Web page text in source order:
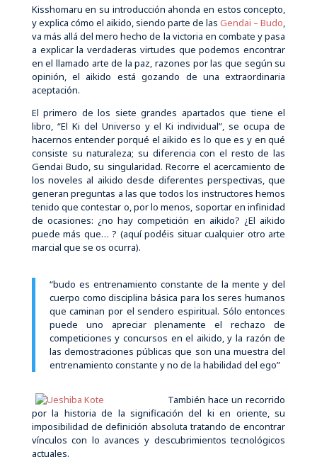
Kisshomaru en su introducción ahonda en estos concepto,
y explica cómo el aikido, siendo parte de lasGendai – Budo,
va más allá del mero hecho de la victoria en combate y pasa
a explicar la verdaderas virtudes que podemos encontrar
en el llamado arte de la paz, razones por las que según su
opinión, el aikido está gozando de una extraordinaria
aceptación.
El primero de los siete grandes apartados que tiene el
libro, “El Ki del Universo y el Ki individual”, se ocupa de
hacernos entender porqué el aikido es lo que es y en qué
consiste su naturaleza; su diferencia con el resto de las
Gendai Budo, su singularidad. Recorre el acercamiento de
los noveles al aikido desde diferentes perspectivas, que
generan preguntas a las que todos los instructores hemos
tenido que contestar o, por lo menos, soportar en infinidad
de ocasiones: ¿no hay competición en aikido? ¿El aikido
puede más que… ? (aquí podéis situar cualquier otro arte
marcial que se os ocurra).
“budo es entrenamiento constante de la mente y del
cuerpo como disciplina básica para los seres humanos
que caminan por el sendero espiritual. Sólo entonces
puede uno apreciar plenamente el rechazo de
competiciones y concursos en el aikido, y la razón de
las demostraciones públicas que son una muestra del
entrenamiento constante y no de la habilidad del ego”
También hace un recorrido
por la historia de la significación del ki en oriente, su
imposibilidad de definición absoluta tratando de encontrar
vínculos con lo avances y descubrimientos tecnológicos
actuales.